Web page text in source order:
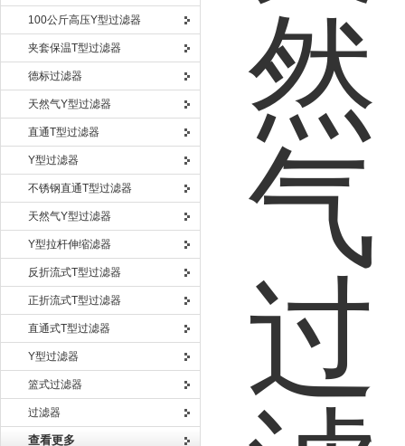
100公斤高压Y型过滤器
夹套保温T型过滤器
德标过滤器
天然气Y型过滤器
直通T型过滤器
Y型过滤器
不锈钢直通T型过滤器
天然气Y型过滤器
Y型拉杆伸缩滤器
反折流式T型过滤器
正折流式T型过滤器
直通式T型过滤器
Y型过滤器
篮式过滤器
过滤器
查看更多